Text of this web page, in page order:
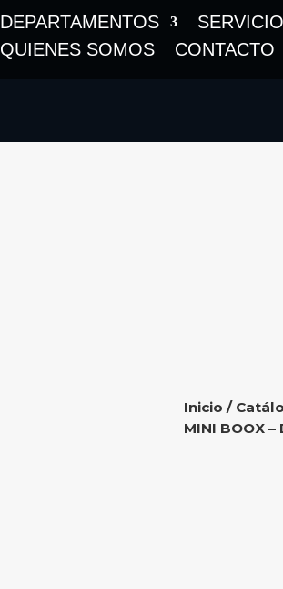
DEPARTAMENTOS
QUIENES SOMOS
CONTACTO
Inicio /
MINI BOOX